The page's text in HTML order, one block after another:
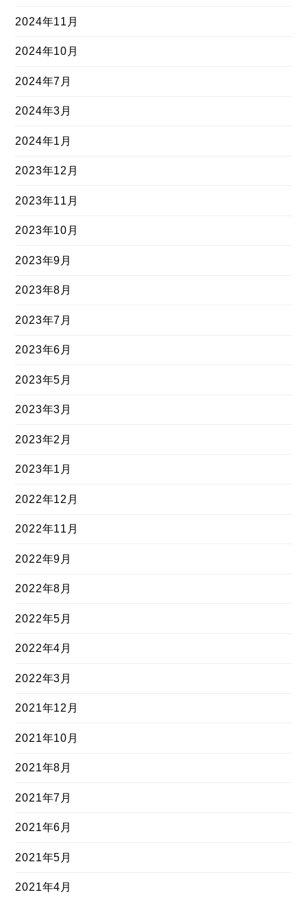
2024年11月
2024年10月
2024年7月
2024年3月
2024年1月
2023年12月
2023年11月
2023年10月
2023年9月
2023年8月
2023年7月
2023年6月
2023年5月
2023年3月
2023年2月
2023年1月
2022年12月
2022年11月
2022年9月
2022年8月
2022年5月
2022年4月
2022年3月
2021年12月
2021年10月
2021年8月
2021年7月
2021年6月
2021年5月
2021年4月